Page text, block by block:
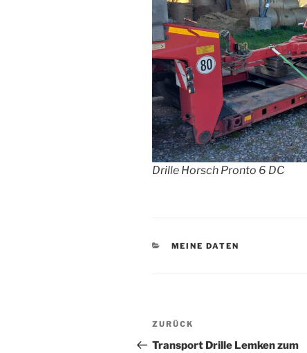
Drille Horsch Pronto 6 DC
KATEGORIEN
MEINE DATEN
Beitragsnavigation
Vorheriger
Beitrag
ZURÜCK
Transport Drille Lemken zum